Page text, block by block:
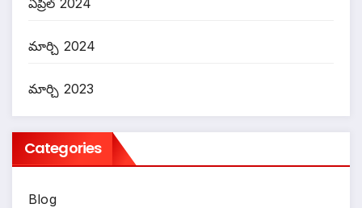
మార్చి 2024
మార్చి 2023
Categories
Blog